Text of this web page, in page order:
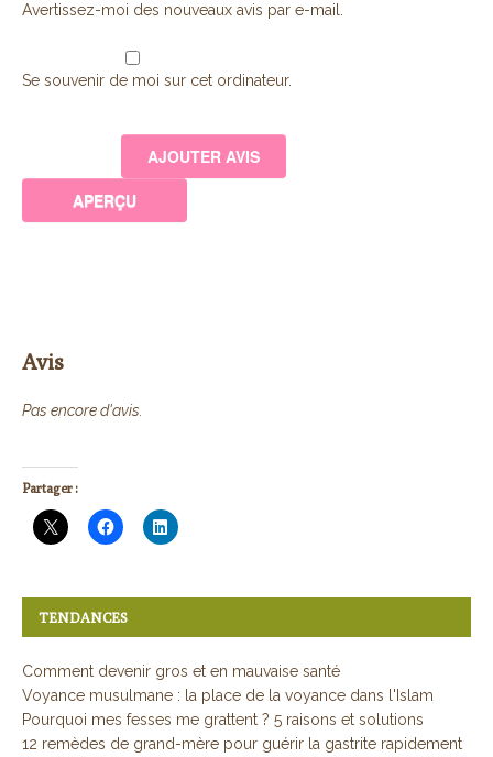
Avertissez-moi des nouveaux avis par e-mail.
Se souvenir de moi sur cet ordinateur.
Avis
Pas encore d'avis.
Partager :
TENDANCES
Comment devenir gros et en mauvaise santé
Voyance musulmane : la place de la voyance dans l'Islam
Pourquoi mes fesses me grattent ? 5 raisons et solutions
12 remèdes de grand-mère pour guérir la gastrite rapidement